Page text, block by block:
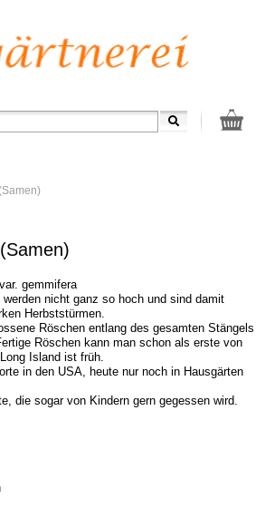
gemmifera
nicht ganz so hoch und sind damit
Herbststürmen.
Röschen entlang des gesamten Stängels
Röschen kann man schon als erste von
Island ist früh.
in den USA, heute nur noch in Hausgärten
die sogar von Kindern gern gegessen wird.